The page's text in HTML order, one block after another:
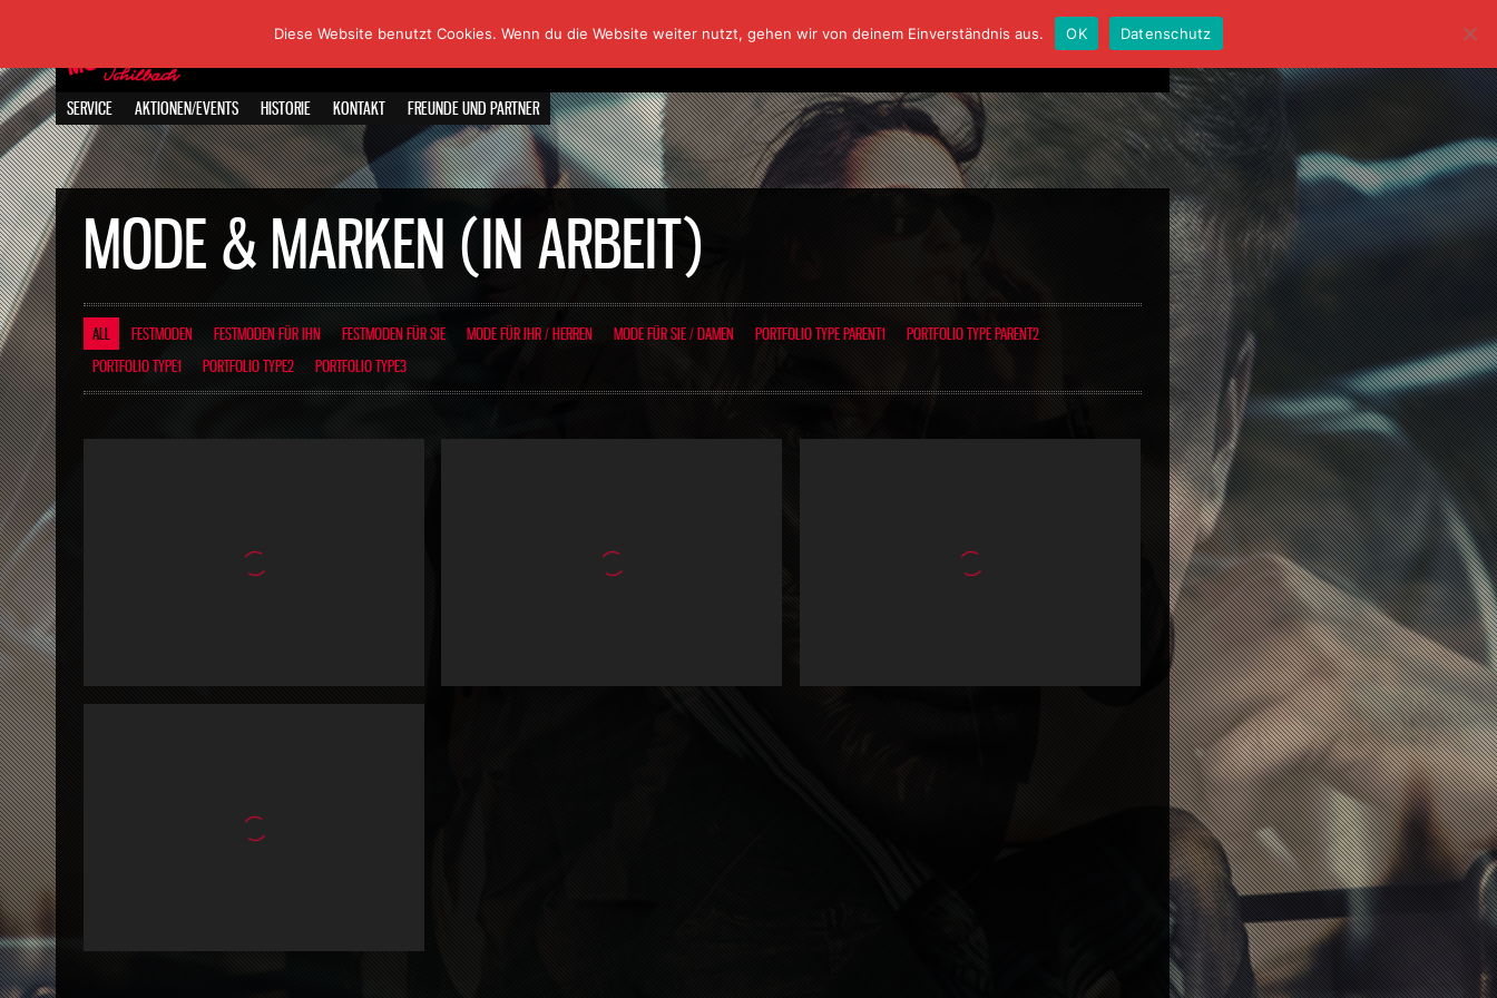
SERVICE AKTIONEN/EVENTS HISTORIE KONTAKT FREUNDE UND PARTNER
MODE & MARKEN (IN ARBEIT)
ALL FESTMODEN FESTMODEN FÜR IHN FESTMODEN FÜR SIE MODE FÜR IHR / HERREN MODE FÜR SIE / DAMEN PORTFOLIO TYPE PARENT1
PORTFOLIO TYPE PARENT2
PORTFOLIO TYPE1
PORTFOLIO TYPE2 PORTFOLIO TYPE3
Project4
View project
Portfolio1
Diese Website benutzt Cookies. Wenn du die Website weiter nutzt, gehen wir von deinem Einverständnis aus. OK Datenschutz